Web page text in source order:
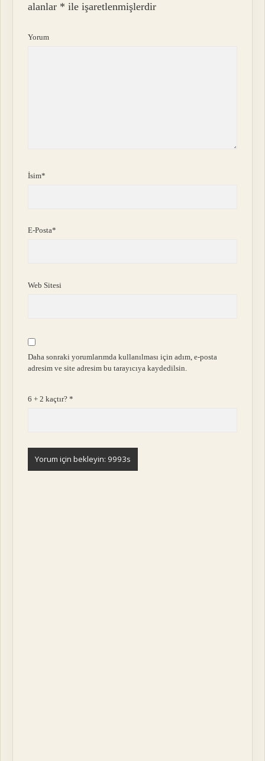
alanlar * ile işaretlenmişlerdir
Yorum
İsim*
E-Posta*
Web Sitesi
Daha sonraki yorumlarımda kullanılması için adım, e-posta
adresim ve site adresim bu tarayıcıya kaydedilsin.
6 + 2 kaçtır?*